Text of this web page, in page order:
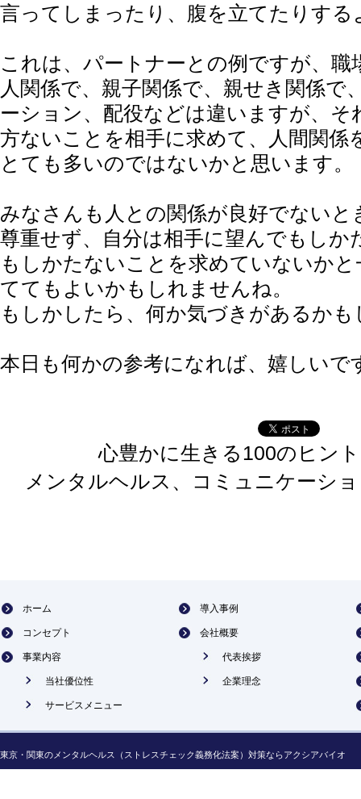
言ってしまったり、腹を立てたりす
これは、パートナーとの例ですが、職
人関係で、親子関係で、親せき関係で
ーション、配役などは違いますが、
方ないことを相手に求めて、人間関係
とても多いのではないかと思います。
みなさんも人との関係が良好でないと
尊重せず、自分は相手に望んでもしか
もしかたないことを求めていないか
ててもよいかもしれませんね。
もしかしたら、何か気づきがあるか
本日も何かの参考になれば、嬉しいで
心豊かに生きる100のヒン
メンタルヘルス、コミュニケーシ
ホーム
コンセプト
事業内容
当社優位性
サービスメニュー
導入事例
会社概要
代表挨拶
企業理念
東京・関東のメンタルヘルス（ストレスチェック義務化法案）対策ならアクシアバイオ